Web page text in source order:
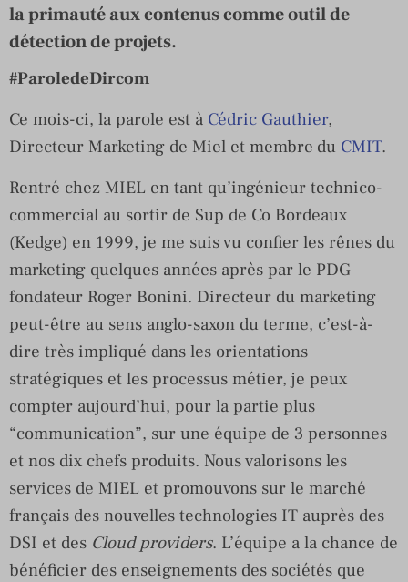
la primauté aux contenus comme outil de
détection de projets.
#ParoledeDircom
Ce mois-ci, la parole est à Cédric Gauthier,
Directeur Marketing de Miel et membre du CMIT.
Rentré chez MIEL en tant qu’ingénieur technico-
commercial au sortir de Sup de Co Bordeaux
(Kedge) en 1999, je me suis vu confier les rênes du
marketing quelques années après par le PDG
fondateur Roger Bonini. Directeur du marketing
peut-être au sens anglo-saxon du terme, c’est-à-
dire très impliqué dans les orientations
stratégiques et les processus métier, je peux
compter aujourd’hui, pour la partie plus
“communication”, sur une équipe de 3 personnes
et nos dix chefs produits. Nous valorisons les
services de MIEL et promouvons sur le marché
français des nouvelles technologies IT auprès des
DSI et des Cloud providers. L’équipe a la chance de
bénéficier des enseignements des sociétés que